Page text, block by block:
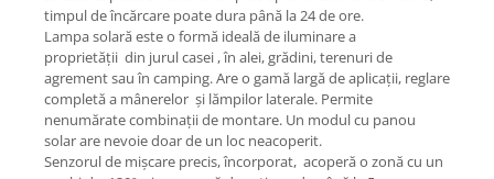
timpul de încărcare poate dura până la 24 de ore.
Lampa solară este o formă ideală de iluminare a
proprietății din jurul casei , în alei, grădini, terenuri de
agrement sau în camping. Are o gamă largă de aplicații, reglare
completă a mânerelor și lămpilor laterale. Permite
nenumărate combinații de montare. Un modul cu panou
solar are nevoie doar de un loc neacoperit.
Senzorul de mișcare precis, încorporat, acoperă o zonă cu un